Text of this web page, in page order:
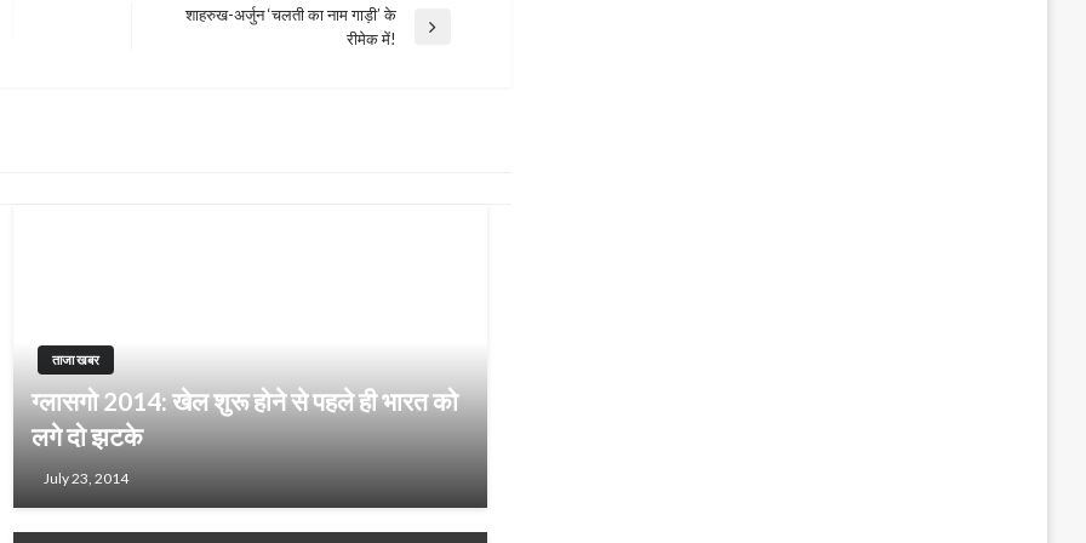
शाहरुख-अर्जुन ‘चलती का नाम गाड़ी’ के
रीमेक में!
ताजा खबर
ग्लासगो 2014: खेल शुरू होने से पहले ही भारत को
लगे दो झटके
July 23, 2014